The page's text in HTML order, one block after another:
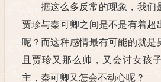
据这么多反常的现象，我们
贾珍与秦可卿之间是不是有着超
呢？而这种感情最有可能的就是
且贾珍又那么帅，又会讨女孩
主，秦可卿又怎会不动心呢？